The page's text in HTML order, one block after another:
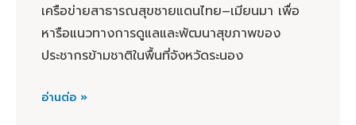
เครือข่ายสาธารณสุขชายแดนไทย–เมียนมา เพื่อ
หารือแนวทางการดูแลและพัฒนาสุขภาพของ
ประชากรข้ามชาติในพื้นที่จังหวัดระนอง
อ่านต่อ »